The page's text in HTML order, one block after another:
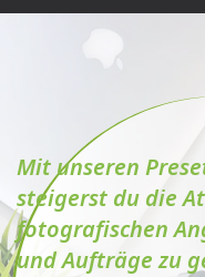
Mit unseren
steigerst du die
fotografischen
und Aufträge zu